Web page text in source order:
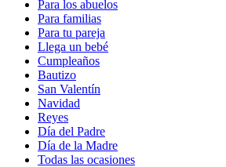
Para los abuelos
Para familias
Para tu pareja
Llega un bebé
Cumpleaños
Bautizo
San Valentín
Navidad
Reyes
Día del Padre
Día de la Madre
Todas las ocasiones